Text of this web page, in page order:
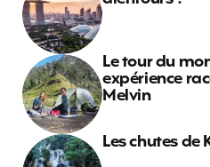
Le tour du
expérience
Melvin
Les chutes de